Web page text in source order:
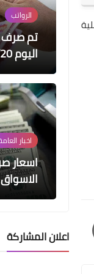
الرواتب
تم صرف
اليوم 2022/1/20
اخبار
اسعار
اعلان المشاركة